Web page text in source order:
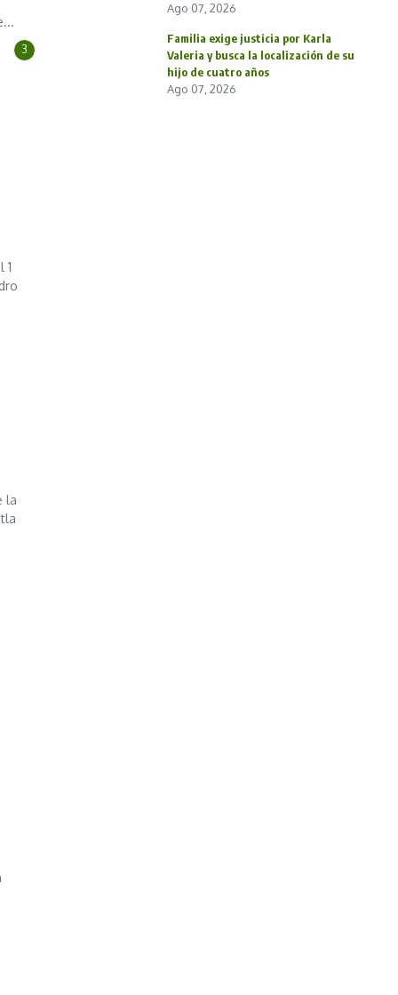
1
la
Ago 07, 2026
3
Familia exige justicia por Karla
Valeria y busca la localización de su
hijo de cuatro años
Ago 07, 2026